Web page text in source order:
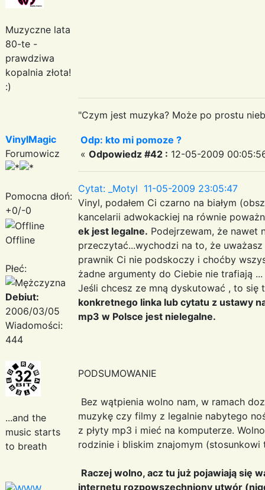
Muzyczne lata
80-te -
prawdziwa
kopalnia złota!
:)
"Czym jest muzyka? Może po prostu
VinylMagic
Forumowicz
Pomocna dłoń:
+0/-0
Offline
Płeć:
Debiut:
2006/03/05
Wiadomości:
444
...and the
music starts
to breath
Odp: kto mi pomoze ?
« Odpowiedz #42 : 12-05-2009
Cytat: _Motyl 11-05-2009 23:05:47
Vinyl, podałem Ci czarno na białym
kancelarii adwokackiej na równie
ek jest legalne. Podejrzewam, że nawet
przeczytać...wychodzi na to, że
prawnik Ci nie podskoczy i choćby
żadne argumenty do Ciebie nie trafiają ...
Jeśli chcesz ze mną dyskutować , to
konkretnego linka lub cytatu z ustawy
mp3 w Polsce jest nielegalne.
PODSUMOWANIE
Bez wątpienia wolno nam, w ramach
muzykę czy filmy z legalnie nabytego
z płyty mp3 i mieć na komputerze.
rodzinie i bliskim znajomym (stosunkowi
Raczej wolno, acz tu już pojawiają się
internetu rozpowszechniony utwór